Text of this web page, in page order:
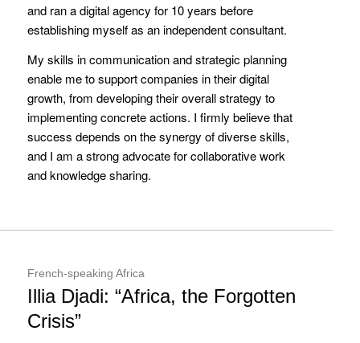
and ran a digital agency for 10 years before
establishing myself as an independent consultant.
My skills in communication and strategic planning
enable me to support companies in their digital
growth, from developing their overall strategy to
implementing concrete actions. I firmly believe that
success depends on the synergy of diverse skills,
and I am a strong advocate for collaborative work
and knowledge sharing.
French-speaking Africa
Illia Djadi: “Africa, the Forgotten
Crisis”